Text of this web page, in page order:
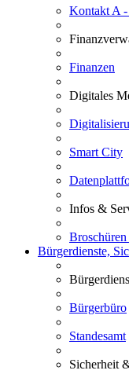
Kontakt A
Finanzen
Digitales
Smart City
Infos &
Bürgerdienste,
Bürgerbüro
Standesamt
Sicherheit